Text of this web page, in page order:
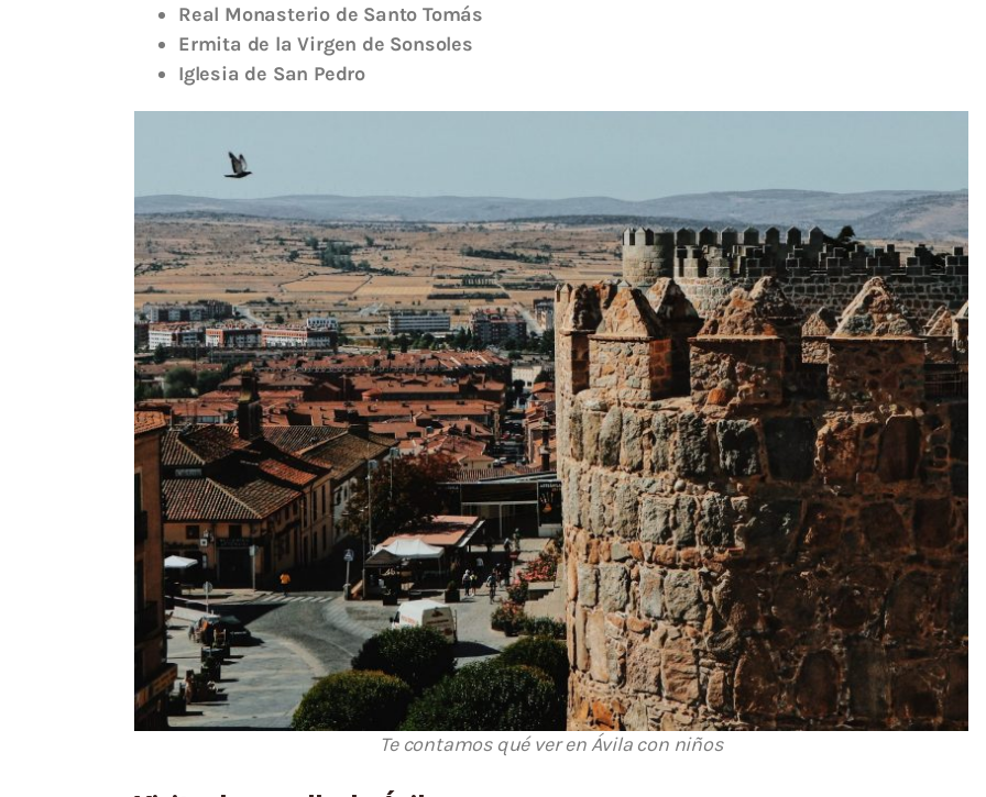
Real Monasterio de Santo Tomás
Ermita de la Virgen de Sonsoles
Iglesia de San Pedro
Te contamos qué ver en Ávila con niños